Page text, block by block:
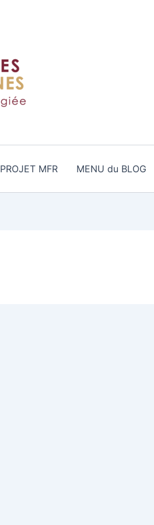
PROJET MFR MENU du BLOG